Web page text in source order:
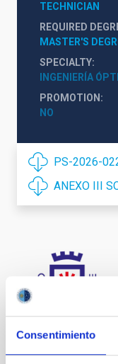
Consentimiento
TECHNICIAN
REQUIRED
MASTER'S
SPECIALTY
INGENIERÍA
PROMOTION
NO
PS-2026-
ANEXO III